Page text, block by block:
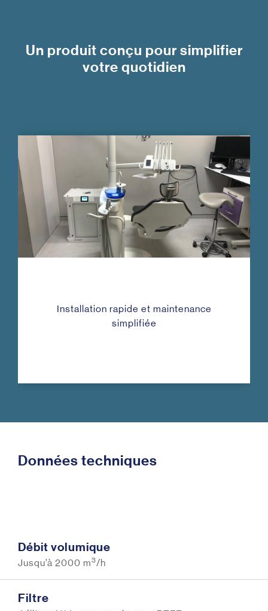
Un produit conçu pour simplifier
votre quotidien
Installation rapide et maintenance
simplifiée
Données techniques
Débit volumique
Jusqu’à 2000 m3/h
Filtre